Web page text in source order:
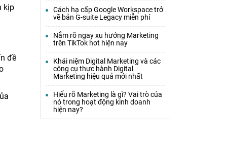
kịp
đề
Cách hạ cấp Google Workspace trở
về bản G-suite Legacy miễn phí
Nắm rõ ngay xu hướng Marketing
trên TikTok hot hiện nay
Khái niệm Digital Marketing và các
công cụ thực hành Digital
Marketing hiệu quả mới nhất
Hiểu rõ Marketing là gì? Vai trò của
nó trong hoạt động kinh doanh
hiện nay?